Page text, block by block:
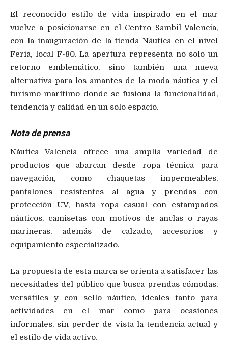
El reconocido estilo de vida inspirado en el mar
vuelve a posicionarse en el Centro Sambil Valencia,
con la inauguración de la tienda Náutica en el nivel
Feria, local F-80. La apertura representa no solo un
retorno emblemático, sino también una nueva
alternativa para los amantes de la moda náutica y el
turismo marítimo donde se fusiona la funcionalidad,
tendencia y calidad en un solo espacio.
Nota de prensa
Náutica Valencia ofrece una amplia variedad de
productos que abarcan desde ropa técnica para
navegación, como chaquetas impermeables,
pantalones resistentes al agua y prendas con
protección UV, hasta ropa casual con estampados
náuticos, camisetas con motivos de anclas o rayas
marineras, además de calzado, accesorios y
equipamiento especializado.
La propuesta de esta marca se orienta a satisfacer las
necesidades del público que busca prendas cómodas,
versátiles y con sello náutico, ideales tanto para
actividades en el mar como para ocasiones
informales, sin perder de vista la tendencia actual y
el estilo de vida activo.